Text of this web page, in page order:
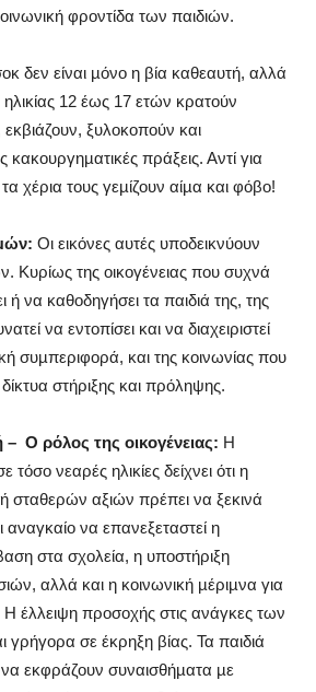
φροντίδα των παιδιών.
δεν είναι µόνο η βία καθεαυτή, αλλά
ηλικίας 12 έως 17 ετών κρατούν
εκβιάζουν, ξυλοκοπούν και
πράξεις. Αντί για
τα χέρια τους γεµίζουν αίµα και φόβο!
Οι εικόνες αυτές υποδεικνύουν
Κυρίως της οικογένειας που συχνά
ή να καθοδηγήσει τα παιδιά της, της
να εντοπίσει και να διαχειριστεί
συµπεριφορά, και της κοινωνίας που
στήριξης και πρόληψης.
– Ο ρόλος της οικογένειας: Η
τόσο νεαρές ηλικίες δείχνει ότι η
αξιών πρέπει να ξεκινά
αναγκαίο να επανεξεταστεί η
στα σχολεία, η υποστήριξη
αλλά και η κοινωνική µέριµνα για
Η έλλειψη προσοχής στις ανάγκες των
γρήγορα σε έκρηξη βίας. Τα παιδιά
να εκφράζουν συναισθήµατα µε